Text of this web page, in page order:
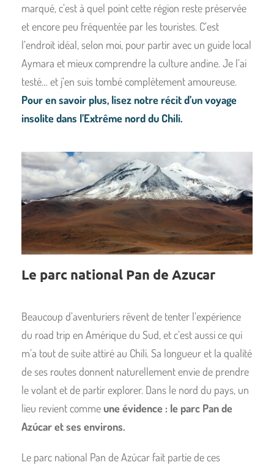
marqué, c’est à quel point cette région reste préservée
et encore peu fréquentée par les touristes. C’est
l’endroit idéal, selon moi, pour partir avec un guide local
Aymara et mieux comprendre la culture andine. Je l’ai
testé… et j’en suis tombé complètement amoureuse.
Pour en savoir plus, lisez notre récit d’un voyage
insolite dans l’Extrême nord du Chili.
Le parc national Pan de Azucar
Beaucoup d’aventuriers rêvent de tenter l’expérience
du road trip en Amérique du Sud, et c’est aussi ce qui
m’a tout de suite attiré au Chili. Sa longueur et la qualité
de ses routes donnent naturellement envie de prendre
le volant et de partir explorer. Dans le nord du pays, un
lieu revient commeune évidence : le parc Pan de
Azúcar et ses environs.
Le parc national Pan de Azúcar fait partie de ces